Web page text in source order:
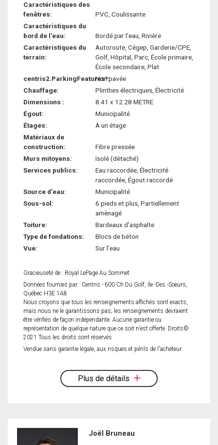
Caractéristiques des
fenêtres:
PVC, Coulissante
Caractéristiques du
bord de l'eau:
Bordé par l'eau, Rivière
Caractéristiques du
terrain:
Autoroute, Cégep, Garderie/CPE,
Golf, Hôpital, Parc, École primaire,
École secondaire, Plat
centris2.ParkingFeatures*:Non pavée
Chauffage:
Plinthes électriques, Électricité
Dimensions :
8.41 x 12.28 METRE
Égout:
Municipalité
Étages:
À un étage
Matériaux de
construction:
Fibre pressée
Murs mitoyens:
Isolé (détaché)
Services publics:
Eau raccordée, Électricité
raccordée, Égout raccordé
Source d'eau:
Municipalité
Sous-sol:
6 pieds et plus, Partiellement
aménagé
Toiture:
Bardeaux d'asphalte
Type de fondations:
Blocs de béton
Vue:
Sur l'eau
Gracieuseté de : Royal LePage Au Sommet
Données fournies par : Centris - 600 Ch Du Golf, Ile -Des -Soeurs,
Québec H3E 1A8
Nous croyons que tous les renseignements affichés sont exacts,
mais nous ne le garantissons pas; les renseignements devraient
être vérifiés de façon indépendante. Aucune garantie ou
représentation de quelque nature que ce soit n’est offerte. Droits©
2021 Tous les droits sont réservés.
Vendue sans garantie légale, aux risques et périls de l'acheteur.
Plus de détails
Joël Bruneau